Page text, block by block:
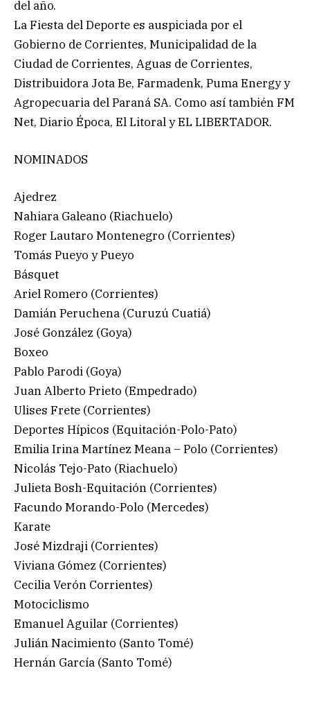
del año.
La Fiesta del Deporte es auspiciada por el
Gobierno de Corrientes, Municipalidad de la
Ciudad de Corrientes, Aguas de Corrientes,
Distribuidora Jota Be, Farmadenk, Puma Energy y
Agropecuaria del Paraná SA. Como así también FM
Net, Diario Época, El Litoral y EL LIBERTADOR.
NOMINADOS
Ajedrez
Nahiara Galeano (Riachuelo)
Roger Lautaro Montenegro (Corrientes)
Tomás Pueyo y Pueyo
Básquet
Ariel Romero (Corrientes)
Damián Peruchena (Curuzú Cuatiá)
José González (Goya)
Boxeo
Pablo Parodi (Goya)
Juan Alberto Prieto (Empedrado)
Ulises Frete (Corrientes)
Deportes Hípicos (Equitación-Polo-Pato)
Emilia Irina Martínez Meana – Polo (Corrientes)
Nicolás Tejo-Pato (Riachuelo)
Julieta Bosh-Equitación (Corrientes)
Facundo Morando-Polo (Mercedes)
Karate
José Mizdraji (Corrientes)
Viviana Gómez (Corrientes)
Cecilia Verón Corrientes)
Motociclismo
Emanuel Aguilar (Corrientes)
Julián Nacimiento (Santo Tomé)
Hernán García (Santo Tomé)